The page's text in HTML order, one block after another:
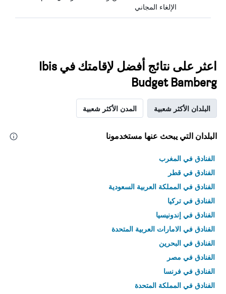
الإلغاء المجاني
اعثر على نتائج أفضل لإقامتك في Ibis
Budget Bamberg
البلدان الأكثر شعبية المدن الأكثر شعبية
البلدان التي يبحث عنها مستخدمونا
الفنادق في المغرب
الفنادق في قطر
الفنادق في المملكة العربية السعودية
الفنادق في تركيا
الفنادق في إندونيسيا
الفنادق في الامارات العربية المتحدة
الفنادق في البحرين
الفنادق في مصر
الفنادق في فرنسا
الفنادق في المملكة المتحدة